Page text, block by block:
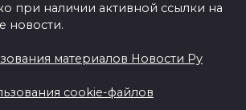
при наличии активной ссылки на
новости.
материалов Новости Ру
cookie-файлов